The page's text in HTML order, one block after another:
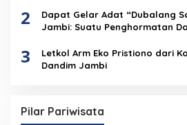
2
Dapat Gelar Adat “Dubalang
Jambi: Suatu Penghormatan
3
Letkol Arm Eko Pristiono dari
Dandim Jambi
Pilar Pariwisata